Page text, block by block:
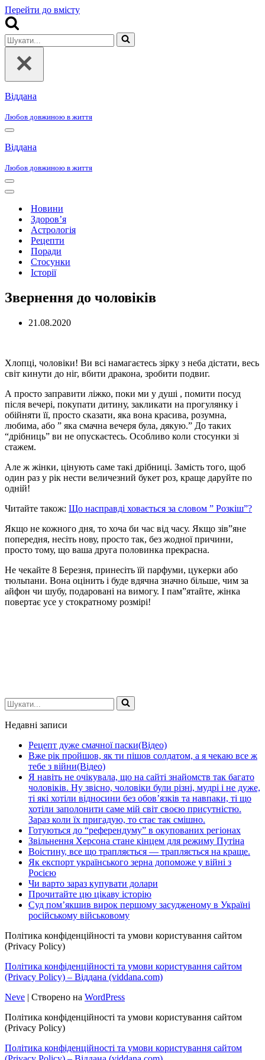
Перейти до вмісту
Шукати...
Віддана
Любов довжиною в життя
Меню
навігації
Віддана
Любов довжиною в життя
Меню
навігації
Меню
навігаціїНовини
Здоров’я
Астрологія
Рецепти
Поради
Стосунки
Історії
Звернення до чоловіків
21.08.2020
Хлопці, чоловіки! Ви всі намагаєтесь зірку з неба дістати, весь
світ кинути до ніг, вбити дракона, зробити подвиг.
А просто заправити ліжко, поки ми у душі , помити посуд
після вечері, покупати дитину, закликати на прогулянку і
обійняти її, просто сказати, яка вона красива, розумна,
любима, або ” яка смачна вечеря була, дякую.” До таких
“дрібниць” ви не опускаєтесь. Особливо коли стосунки зі
стажем.
Але ж жінки, цінують саме такі дрібниці. Замість того, щоб
один раз у рік нести величезний букет роз, краще даруйте по
одній!
Читайте також: Що насправді ховається за словом ” Розкіш”?
Якщо не кожного дня, то хоча би час від часу. Якщо зів”яне
попередня, несіть нову, просто так, без жодної причини,
просто тому, що ваша друга половинка прекрасна.
Не чекайте 8 Березня, принесіть їй парфуми, цукерки або
тюльпани. Вона оцінить і буде вдячна значно більше, чим за
айфон чи шубу, подаровані на вимогу. І пам”ятайте, жінка
повертає усе у стократному розмірі!
Шукати...
Недавні записи
Рецепт дуже смачної паски(Відео)
Вже рік пройшов, як ти пішов солдатом, а я чекаю все ж
тебе з війни(Відео)
Я навіть не очікувала, що на сайті знайомств так багато
чоловіків. Ну звісно, чоловіки були різні, мудрі і не дуже,
ті які хотіли відносини без обов’язків та навпаки, ті що
хотіли заполонити саме мій світ своєю присутністю.
Зараз коли їх пригадую, то стає так смішно.
Готуються до “референдуму” в окупованих регіонах
Звільнення Херсона стане кінцем для режиму Путіна
Воістину, все що трапляється — трапляється на краще.
Як експорт українського зерна допоможе у війні з
Росією
Чи варто зараз купувати долари
Прочитайте цю цікаву історію
Суд пом’якшив вирок першому засудженому в Україні
російському військовому
Політика конфіденційності та умови користування сайтом
(Privacy Policy)
Політика конфіденційності та умови користування сайтом
(Privacy Policy) – Віддана (viddana.com)
Neve | Створено на WordPress
Політика конфіденційності та умови користування сайтом
(Privacy Policy)
Політика конфіденційності та умови користування сайтом